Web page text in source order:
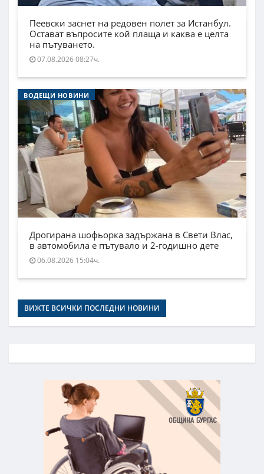
Пеевски заснет на редовен полет за Истанбул.
Остават въпросите кой плаща и каква е целта
на пътуването.
07.08.2026 08:27ч.
ВОДЕЩИ НОВИНИ
Дрогирана шофьорка задържана в Свети Влас,
в автомобила е пътувало и 2-годишно дете
06.08.2026 15:04ч.
ВИЖТЕ ВСИЧКИ ПОСЛЕДНИ НОВИНИ